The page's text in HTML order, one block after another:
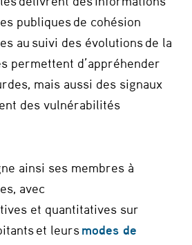
publiques de cohésion
au suivi des évolutions de la
permettent d’appréhender
mais aussi des signaux
des vulnérabilités
ainsi ses membres à
avec
et quantitatives sur
et leursmodes de